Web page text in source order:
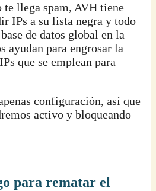
te llega spam, AVH tiene
IPs a su lista negra y todo
de datos global en la
ayudan para engrosar la
que se emplean para
configuración, así que
activo y bloqueando
para rematar el